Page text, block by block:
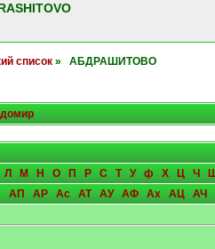
список» АБДРАШИТОВО
Л М Н О П Р С Т У ф Х Ц Ч
АП АР Ас АТ АУ АФ Ах АЦ АЧ